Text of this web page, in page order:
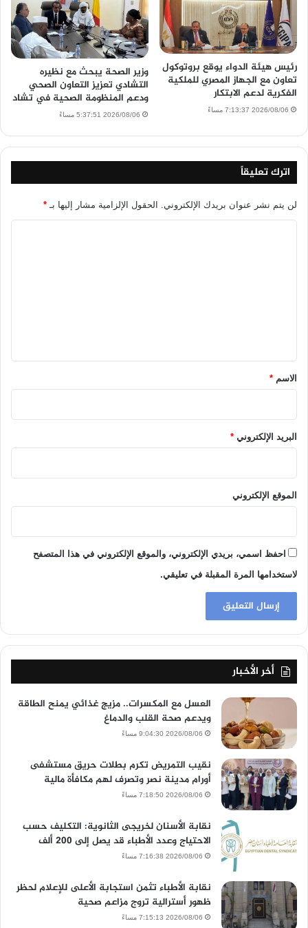
رئيس هيئة الدواء يوقع بروتوكول
تعاون مع الجهاز المصري للملكية
الفكرية لدعم الابتكار
2026/08/06 7:13:37 مساءً
وزير الصحة يبحث مع نظيره
التشادي تعزيز التعاون الصحي
ودعم المنظومة الصحية في تشاد
2026/08/06 5:37:51 مساءً
اترك تعليقاً
لن يتم نشر عنوان بريدك الإلكتروني. الحقول الإلزامية مشار إليها بـ *
*الاسم *
البريد الإلكتروني *
الموقع الإلكتروني
احفظ اسمي، بريدي الإلكتروني، والموقع الإلكتروني في هذا المتصفح
لاستخدامها المرة المقبلة في تعليقي.
أخر الأخبار
العسل مع المكسرات.. مزيج غذائي يمنح الطاقة
ويدعم صحة القلب والدماغ
2026/08/06 9:04:30 مساءً
نقيب التمريض تكرم بطلات حريق مستشفى
أورام مدينة نصر وتصرف لهم مكافأة مالية
2026/08/06 7:18:50 مساءً
نقابة الأسنان لخريجى الثانوية: التكليف حسب
الاحتياج وعدد الأطباء قد يصل إلى 200 ألف
2026/08/06 7:16:38 مساءً
نقابة الأطباء تثمن استجابة الأعلى للإعلام لحظر
ظهور أسترالية تروج مزاعم صحية
2026/08/06 7:15:13 مساءً